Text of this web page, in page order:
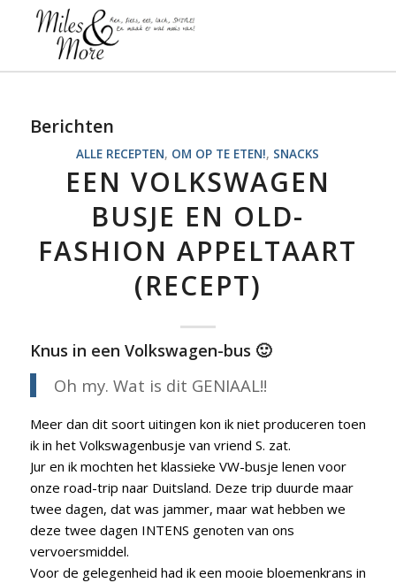
Berichten
ALLE RECEPTEN, OM OP TE ETEN!, SNACKS
EEN VOLKSWAGEN
BUSJE EN OLD-
FASHION APPELTAART
(RECEPT)
Knus in een Volkswagen-bus 🙂
Oh my. Wat is dit GENIAAL!!
Meer dan dit soort uitingen kon ik niet produceren toen
ik in het Volkswagenbusje van vriend S. zat.
Jur en ik mochten het klassieke VW-busje lenen voor
onze road-trip naar Duitsland. Deze trip duurde maar
twee dagen, dat was jammer, maar wat hebben we
deze twee dagen INTENS genoten van ons
vervoersmiddel.
Voor de gelegenheid had ik een mooie bloemenkrans in